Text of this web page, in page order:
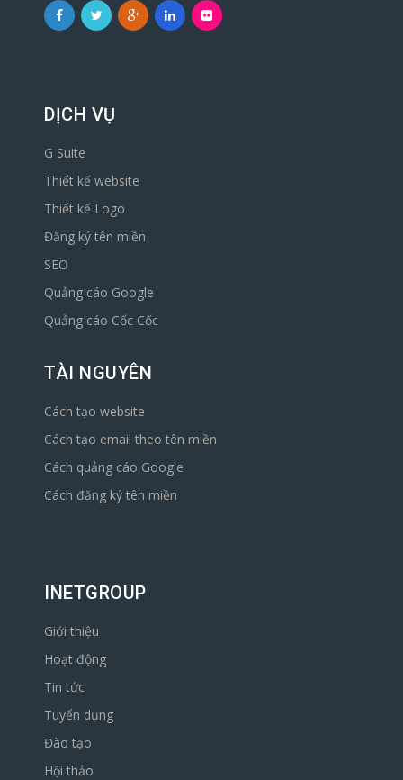
DỊCH VỤ
G Suite
Thiết kế website
Thiết kế Logo
Đăng ký tên miền
SEO
Quảng cáo Google
Quảng cáo Cốc Cốc
TÀI NGUYÊN
Cách tạo website
Cách tạo email theo tên miền
Cách quảng cáo Google
Cách đăng ký tên miền
INETGROUP
Giới thiệu
Hoạt động
Tin tức
Tuyển dụng
Đào tạo
Hội thảo